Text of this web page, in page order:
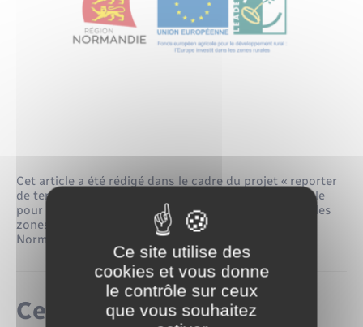
Cet article a été rédigé dans le cadre du projet « reporter
de territoire » soutenu par le Fonds Européen Agricole
pour le Développement Rural : l’Europe investit dans les
zones rurales, un programme géré par la Région
Normandie.
Ceci pourrait également
Ce site utilise des
cookies et vous donne
le contrôle sur ceux
que vous souhaitez